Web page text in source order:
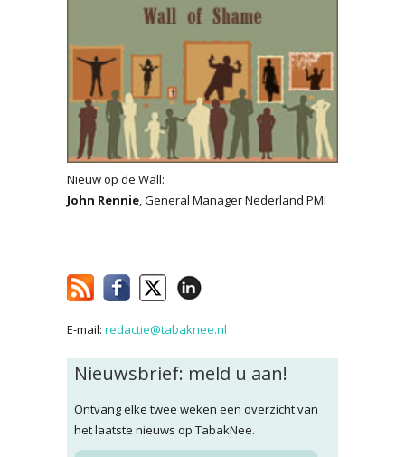
Nieuw op de Wall:
John Rennie, General Manager Nederland PMI
E-mail: redactie@tabaknee.nl
Nieuwsbrief: meld u aan!
Ontvang elke twee weken een overzicht van
het laatste nieuws op TabakNee.